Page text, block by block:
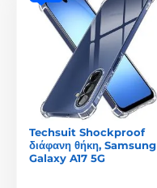
Techsuit Shockproof
διάφανη θήκη, Samsung
Galaxy A17 5G